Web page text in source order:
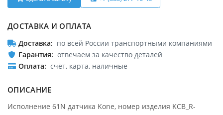
ДОСТАВКА И ОПЛАТА
Доставка
по всей России транспортными компаниями
Гарантия
отвечаем за качество деталей
Оплата
счёт, карта, наличные
ОПИСАНИЕ
Исполнение 61N датчика Kone, номер изделия KCB_R-